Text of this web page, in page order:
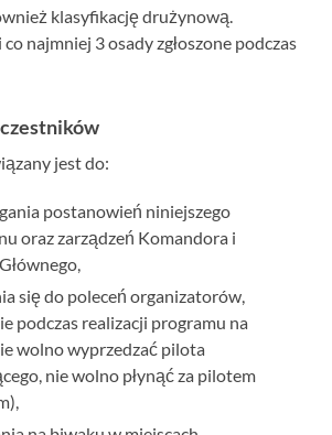
klasyfikację drużynową.
najmniej 3 osady zgłoszone podczas
jest do:
postanowień niniejszego
oraz zarządzeń Komandora i
się do poleceń organizatorów,
podczas realizacji programu na
wolno wyprzedzać pilota
nie wolno płynąć za pilotem